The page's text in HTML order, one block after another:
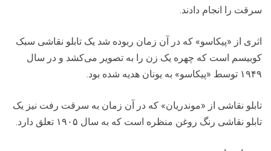
سرقت را انجام دادند.
اثری از «پیکاسو» که در آن زمان ربوده شد یک تابلو نقاشی سبک
کوبیسم است که چهره یک زن را به تصویر می‌کشد و در سال
۱۹۴۹ توسط «پیکاسو» به یونان هدیه شده بود.
تابلو نقاشی از «موندریان» که در آن زمان به سرقت رفت نیز یک
تابلو نقاشی رنگ روغن منظره است که به سال ۱۹۰۵ تعلق دارد.